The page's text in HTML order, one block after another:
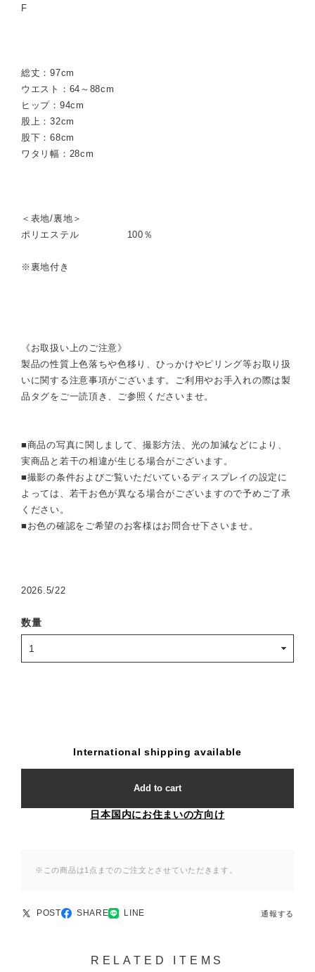
F
総丈：97cm
ウエスト：64～88cm
ヒップ：94cm
股上：32cm
股下：68cm
ワタリ幅：28cm
＜表地/裏地＞
ポリエステル 100％
※裏地付き
《お取扱い上のご注意》
製品の性質上色落ちや色移り、ひっかけやピリング等お取り扱
いに関する注意事項がございます。ご利用やお手入れの際は製
品タグをご一読頂き、ご参照くださいませ。
■商品の写真に関しまして、撮影方法、光の加減などにより、
実商品と若干の相違が生じる場合がございます。
■撮影の条件およびご覧いただいているディスプレイの設定に
よっては、若干お色が異なる場合がございますので予めご了承
ください。
■お色の確認をご希望のお客様はお問合せ下さいませ。
2026.5/22
数量
International shipping available
Add to cart
日本国内にお住まいの方向け
※この商品は1点までのご注文とさせていただきます。
POST SHARE LINE 通報する
RELATED ITEMS